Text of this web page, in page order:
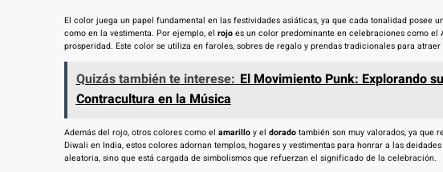
El color juega un papel fundamental en las festividades asiáticas, ya que cada tonalidad
como en la vestimenta. Por ejemplo, el rojo es un color predominante en celebraciones como el
prosperidad. Este color se utiliza en faroles, sobres de regalo y prendas tradicionales para
Quizás también te interese: El Movimiento Punk: Explorando
Contracultura en la Música
Además del rojo, otros colores como el amarillo y el dorado también son muy valorados, ya que
Diwali en India, estos colores adornan templos, hogares y vestimentas para honrar a las
aleatoria, sino que está cargada de simbolismos que refuerzan el significado de la celebración.